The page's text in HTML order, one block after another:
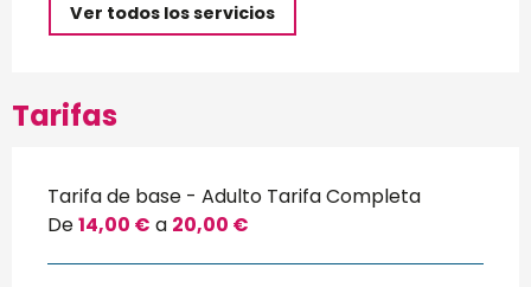
Ver todos los servicios
Tarifas
Tarifa de base - Adulto Tarifa Completa
De14,00 € a 20,00 €